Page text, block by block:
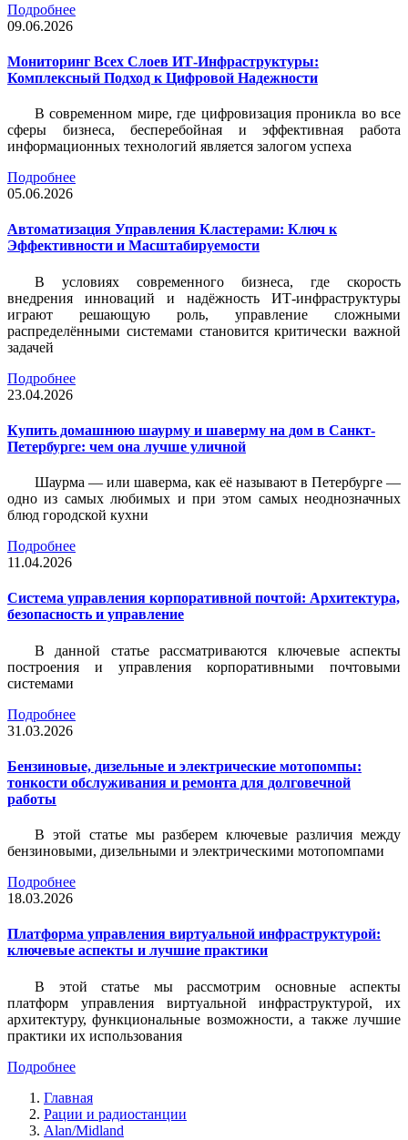
Подробнее
09.06.2026
Мониторинг Всех Слоев ИТ-Инфраструктуры:
Комплексный Подход к Цифровой Надежности
В современном мире, где цифровизация проникла во все
сферы бизнеса, бесперебойная и эффективная работа
информационных технологий является залогом успеха
Подробнее
05.06.2026
Автоматизация Управления Кластерами: Ключ к
Эффективности и Масштабируемости
В условиях современного бизнеса, где скорость
внедрения инноваций и надёжность ИТ-инфраструктуры
играют решающую роль, управление сложными
распределёнными системами становится критически важной
задачей
Подробнее
23.04.2026
Купить домашнюю шаурму и шаверму на дом в Санкт-
Петербурге: чем она лучше уличной
Шаурма — или шаверма, как её называют в Петербурге —
одно из самых любимых и при этом самых неоднозначных
блюд городской кухни
Подробнее
11.04.2026
Система управления корпоративной почтой: Архитектура,
безопасность и управление
В данной статье рассматриваются ключевые аспекты
построения и управления корпоративными почтовыми
системами
Подробнее
31.03.2026
Бензиновые, дизельные и электрические мотопомпы:
тонкости обслуживания и ремонта для долговечной
работы
В этой статье мы разберем ключевые различия между
бензиновыми, дизельными и электрическими мотопомпами
Подробнее
18.03.2026
Платформа управления виртуальной инфраструктурой:
ключевые аспекты и лучшие практики
В этой статье мы рассмотрим основные аспекты
платформ управления виртуальной инфраструктурой, их
архитектуру, функциональные возможности, а также лучшие
практики их использования
Подробнее
Главная
Рации и радиостанции
Alan/Midland